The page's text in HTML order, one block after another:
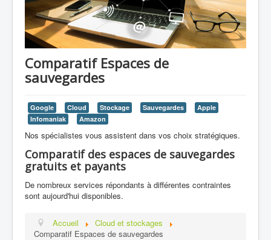
Comparatif Espaces de
sauvegardes
Google Cloud Stockage Sauvegardes
Apple
Infomaniak
Amazon
Nos spécialistes vous assistent dans vos choix stratégiques.
Comparatif des espaces de sauvegardes
gratuits et payants
De nombreux services répondants à différentes contraintes
sont aujourd'hui disponibles.
Accueil
Cloud et stockages
Comparatif Espaces de sauvegardes